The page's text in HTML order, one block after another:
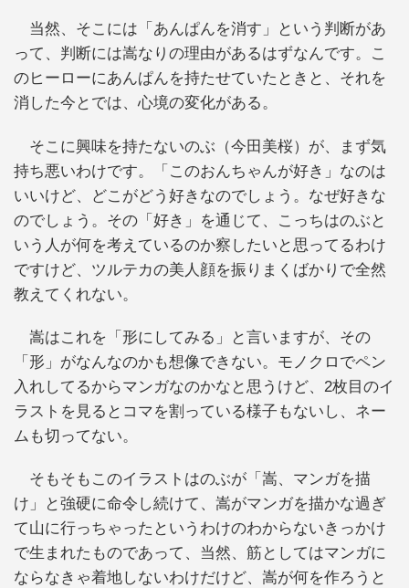
当然、そこには「あんぱんを消す」という判断があ
って、判断には嵩なりの理由があるはずなんです。こ
のヒーローにあんぱんを持たせていたときと、それを
消した今とでは、心境の変化がある。
そこに興味を持たないのぶ（今田美桜）が、まず気
持ち悪いわけです。「このおんちゃんが好き」なのは
いいけど、どこがどう好きなのでしょう。なぜ好きな
のでしょう。その「好き」を通じて、こっちはのぶと
いう人が何を考えているのか察したいと思ってるわけ
ですけど、ツルテカの美人顔を振りまくばかりで全然
教えてくれない。
嵩はこれを「形にしてみる」と言いますが、その
「形」がなんなのかも想像できない。モノクロでペン
入れしてるからマンガなのかなと思うけど、2枚目のイ
ラストを見るとコマを割っている様子もないし、ネー
ムも切ってない。
そもそもこのイラストはのぶが「嵩、マンガを描
け」と強硬に命令し続けて、嵩がマンガを描かな過ぎ
て山に行っちゃったというわけのわからないきっかけ
で生まれたものであって、当然、筋としてはマンガに
ならなきゃ着地しないわけだけど、嵩が何を作ろうと